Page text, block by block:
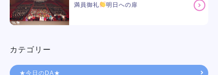
満員御礼 明日への扉
カテゴリー
★今日のDA★